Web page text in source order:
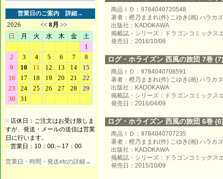
営業日のご案内 詳細→
■ 店休日：ご注文はお受け致しま
すが、発送・メールの送信は営業
日に行います。
■ 営業日：10：00.～17：00
営業日・時間・発送etcの詳細→
商品ＩＤ：9784040720548
著者：橙乃ままれ(作) こゆき(画) ハラカ
出版社：KADOKAWA
掲載誌・シリーズ：ドラゴンコミックス
発売日：2016/10/08
ログ・ホライズン 西風の旅団 7巻
商品ＩＤ：9784040708591
著者：橙乃ままれ(作) こゆき(画) ハラカ
出版社：KADOKAWA
掲載誌・シリーズ：ドラゴンコミックス
発売日：2016/04/09
ログ・ホライズン 西風の旅団 6巻
商品ＩＤ：9784040707235
著者：橙乃ままれ(作) こゆき(画) ハラカ
出版社：KADOKAWA
掲載誌・シリーズ：ドラゴンコミックス
発売日：2015/10/09